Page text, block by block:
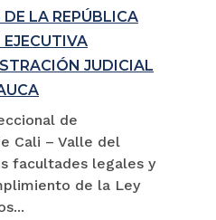
DE LA REPÚBLICA
JUDICIAL
de
Cali – Valle del
facultades legales y
de la Ley